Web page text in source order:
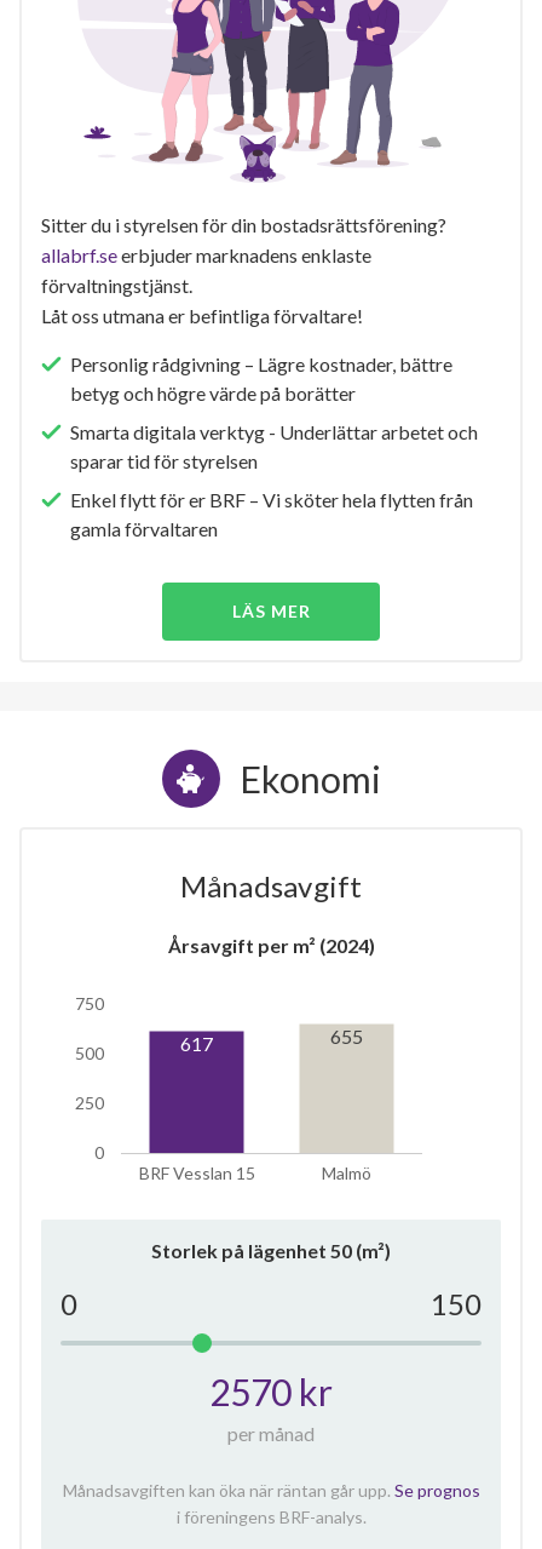
Sitter du i styrelsen för din bostadsrättsförening?
allabrf.seerbjuder marknadens enklaste
förvaltningstjänst.
Låt oss utmana er befintliga förvaltare!
Personlig rådgivning – Lägre kostnader, bättre
betyg och högre värde på borätter
Smarta digitala verktyg - Underlättar arbetet och
sparar tid för styrelsen
Enkel flytt för er BRF – Vi sköter hela flytten från
gamla förvaltaren
LÄS MER
Ekonomi
Månadsavgift
Årsavgift per m² (2024)
BRF Vesslan 15 Malmö
0
250
500
750
617 655
Storlek på lägenhet 50 (m²)
0 150
2570 kr
per månad
Månadsavgiften kan öka när räntan går upp. Se prognos
i föreningens BRF-analys.